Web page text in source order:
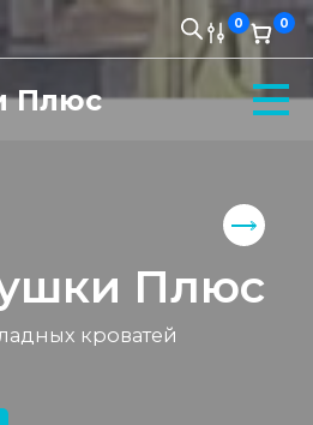
0 0
Плюс
Плюс
кроватей